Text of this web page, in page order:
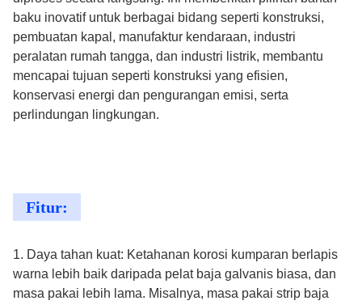
baku inovatif untuk berbagai bidang seperti konstruksi,
pembuatan kapal, manufaktur kendaraan, industri
peralatan rumah tangga, dan industri listrik, membantu
mencapai tujuan seperti konstruksi yang efisien,
konservasi energi dan pengurangan emisi, serta
perlindungan lingkungan.
Fitur:
1. Daya tahan kuat: Ketahanan korosi kumparan berlapis
warna lebih baik daripada pelat baja galvanis biasa, dan
masa pakai lebih lama. Misalnya, masa pakai strip baja